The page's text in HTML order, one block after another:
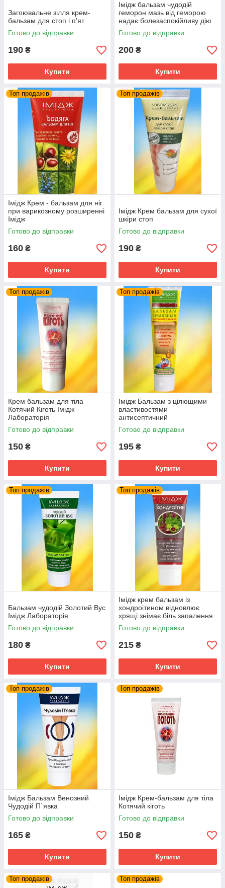
Загоювальне зілля крем-
бальзам для стоп і п'ят
Готово до відправки
190 ₴
Купити
Імідж бальзам чудодій
геморон мазь від геморою
надає болезаспокійливу дію
при лікуванні геморою
Готово до відправки
200 ₴
Купити
Топ продажів
Імідж Крем - бальзам для ніг
при варикозному розширенні
Імідж
Готово до відправки
160 ₴
Купити
Топ продажів
Імідж Крем бальзам для сухої
шкіри стоп
Готово до відправки
190 ₴
Купити
Топ продажів
Крем бальзам для тіла
Котячий Кіготь Імідж
Лабораторія
Готово до відправки
150 ₴
Купити
Топ продажів
Імідж Бальзам з цілющими
властивостями
антисептичний
Готово до відправки
195 ₴
Купити
Топ продажів
Бальзам чудодій Золотий Вус
Імідж Лабораторія
Готово до відправки
180 ₴
Купити
Топ продажів
Імідж крем бальзам із
хондроітином відновлює
хрящі знімає біль запалення
суглобів та м'язів
Готово до відправки
215 ₴
Купити
Топ продажів
Імідж Бальзам Венозний
Чудодій П`явка
Готово до відправки
165 ₴
Купити
Топ продажів
Імідж Крем-бальзам для тіла
Котячий кіготь
Готово до відправки
150 ₴
Купити
Топ продажів Топ продажів